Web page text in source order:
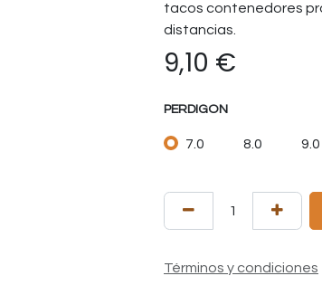
tacos contenedores
distancias.
9,10 €
PERDIGON
7.0 8.0 9.0
Términos y condiciones